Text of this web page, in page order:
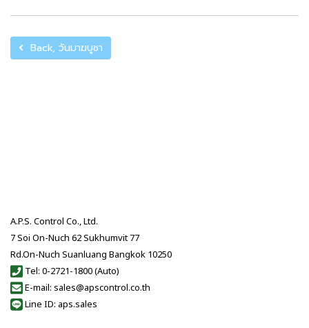
Back, วันมาฆบูชา
A.P.S. Control Co., Ltd.
7 Soi On-Nuch 62 Sukhumvit 77
Rd.On-Nuch Suanluang Bangkok 10250
Tel: 0-2721-1800 (Auto)
E-mail: sales@apscontrol.co.th
Line ID: aps.sales